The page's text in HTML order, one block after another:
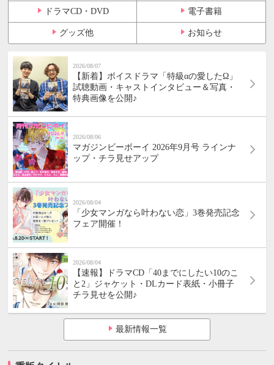
ドラマCD・DVD 電子書籍
グッズ他 お知らせ
2026/08/07
【新着】ボイスドラマ「特級αの愛したΩ」
試聴動画・キャストインタビュー＆写真・
特典画像を公開♪
2026/08/06
マガジンビーボーイ 2026年9月号 ラインナ
ップ・チラ見せアップ
2026/08/04
「少女マンガなら叶わない恋」3巻発売記念
フェア開催！
2026/08/04
【速報】ドラマCD「40までにしたい10のこ
と2」ジャケット・DLカード表紙・小冊子
チラ見せを公開♪
最新情報一覧